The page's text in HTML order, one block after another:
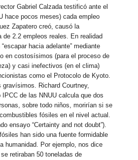
Gabriel Calzada testificó ante el
hace pocos meses) cada empleo
Zapatero creó, causó la
de 2.2 empleos reales. En realidad
hacia adelante” mediante
en costosísimos (para el proceso de
y casi inefectivos (en el clima)
como el Protocolo de Kyoto.
gravísimos. Richard Courtney,
IPCC de las NNUU calcula que dos
sobre todo niños, morirían si se
fósiles en el nivel actual.
ensayo “Certainty and not doubt”).
han sido una fuente formidable
humanidad. Por ejemplo, nos dice
retiraban 50 toneladas de